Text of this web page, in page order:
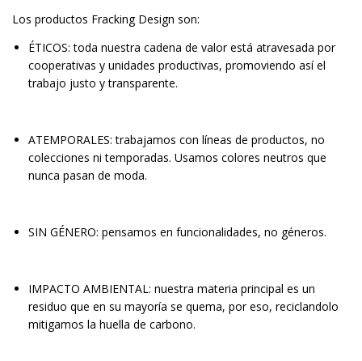
Los productos Fracking Design son:
ÉTICOS: toda nuestra cadena de valor está atravesada por
cooperativas y unidades productivas, promoviendo así el
trabajo justo y transparente.
ATEMPORALES: trabajamos con líneas de productos, no
colecciones ni temporadas. Usamos colores neutros que
nunca pasan de moda.
SIN GÉNERO: pensamos en funcionalidades, no géneros.
IMPACTO AMBIENTAL: nuestra materia principal es un
residuo que en su mayoría se quema, por eso, reciclandolo
mitigamos la huella de carbono.